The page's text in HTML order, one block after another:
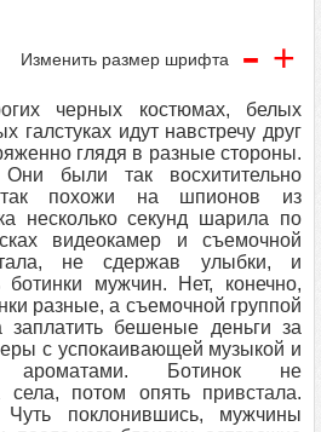
Изменить размер шрифта - +
черных костюмах, белых
галстуках идут навстречу друг
глядя в разные стороны.
были так восхитительно
так похожи на шпионов из
несколько секунд шарила по
видеокамер и съемочной
не сдержав улыбки, и
ботинки мужчин. Нет, конечно,
разные, а съемочной группой
бешеные деньги за
с успокаивающей музыкой и
ароматами. Ботинок не
села, потом опять привстала.
Чуть поклонившись, мужчины